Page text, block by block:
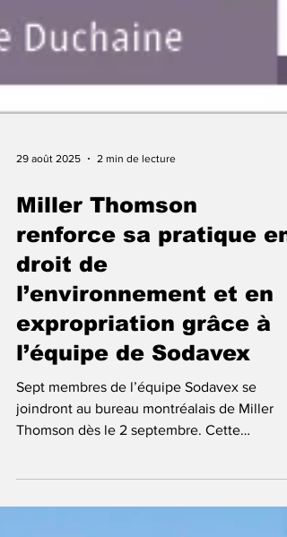
Miller Thomson
renforce sa pratique en
droit de
l’environnement et en
expropriation grâce à
l’équipe de Sodavex
Sept membres de l’équipe Sodavex se
joindront au bureau montréalais de Miller
expansion permettra à...